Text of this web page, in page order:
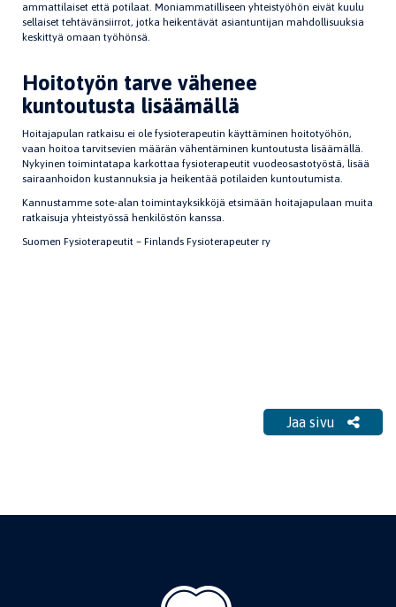
ammattilaiset että potilaat. Moniammatilliseen yhteistyöhön eivät kuulu
sellaiset tehtävänsiirrot, jotka heikentävät asiantuntijan mahdollisuuksia
keskittyä omaan työhönsä.
Hoitotyön tarve vähenee
kuntoutusta lisäämällä
Hoitajapulan ratkaisu ei ole fysioterapeutin käyttäminen hoitotyöhön,
vaan hoitoa tarvitsevien määrän vähentäminen kuntoutusta lisäämällä.
Nykyinen toimintatapa karkottaa fysioterapeutit vuodeosastotyöstä, lisää
sairaanhoidon kustannuksia ja heikentää potilaiden kuntoutumista.
Kannustamme sote-alan toimintayksikköjä etsimään hoitajapulaan muita
ratkaisuja yhteistyössä henkilöstön kanssa.
Suomen Fysioterapeutit – Finlands Fysioterapeuter ry
Jaa sivu